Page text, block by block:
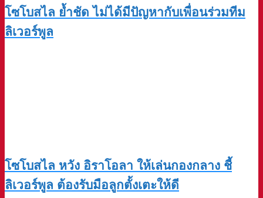
โซโบสไล ย้ำชัด ไม่ได้มีปัญหากับเพื่อนร่วมทีม
ลิเวอร์พูล
โซโบสไล หวัง อิราโอลา ให้เล่นกองกลาง ชี้
ลิเวอร์พูล ต้องรับมือลูกตั้งเตะให้ดี